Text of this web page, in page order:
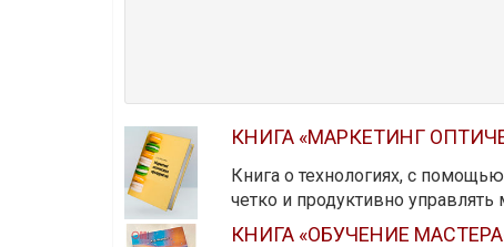
КНИГА «МАРКЕТИНГ
Книга о технологиях, с
четко и продуктивно
КНИГА «ОБУЧЕНИЕ